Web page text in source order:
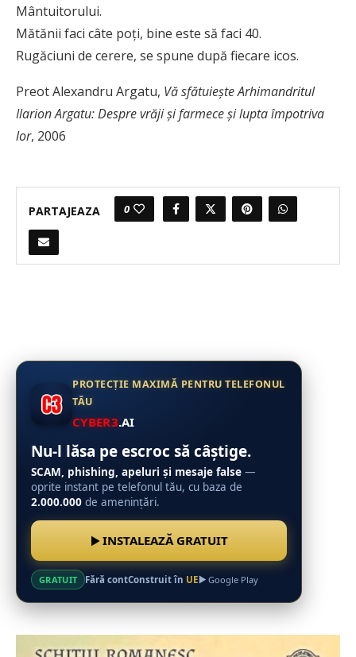
Mântuitorului.
Mătănii faci câte poţi, bine este să faci 40.
Rugăciuni de cerere, se spune după fiecare icos.
Preot Alexandru Argatu, Vă sfătuiește Arhimandritul
Ilarion Argatu: Despre vrăji și farmece și lupta împotriva
lor, 2006
PARTAJEAZA 0
PROTECȚIE MAXIMĂ PENTRU TELEFONUL
TĂU
CYBER3.AI
Nu-l lăsa pe escroc să câștige.
SCAM, phishing, apeluri și mesaje false —
oprite instant pe telefonul tău, cu baza de
2.000.000 de amenințări.
INSTALEAZĂ GRATUIT
GRATUIT Fără contConstruit în UE Google Play